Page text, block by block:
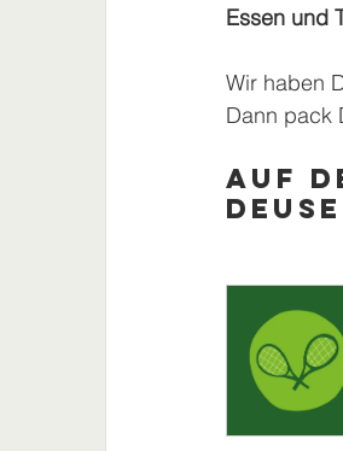
Essen und
Wir haben
Dann pack
Auf